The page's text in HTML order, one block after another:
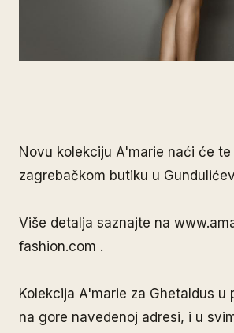
Novu kolekciju A'marie naći će te
zagrebačkom butiku u
Više detalja saznajte na
fashion.com .
Kolekcija A'marie za Ghetaldus u
na gore navedenoj adresi, i u